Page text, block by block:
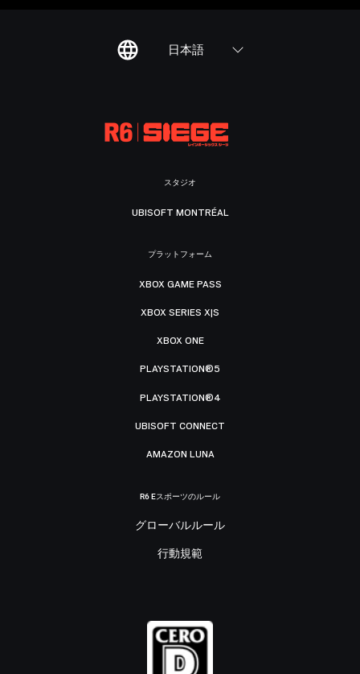
日本語
スタジオ
UBISOFT MONTRÉAL
プラットフォーム
XBOX GAME PASS
XBOX SERIES X|S
XBOX ONE
PLAYSTATION®5
PLAYSTATION®4
UBISOFT CONNECT
AMAZON LUNA
R6 Eスポーツのルール
グローバルルール
行動規範